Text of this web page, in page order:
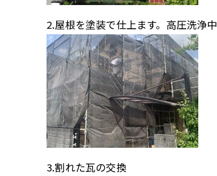
2.屋根を塗装で仕上ます。高圧洗浄中
3.割れた瓦の交換